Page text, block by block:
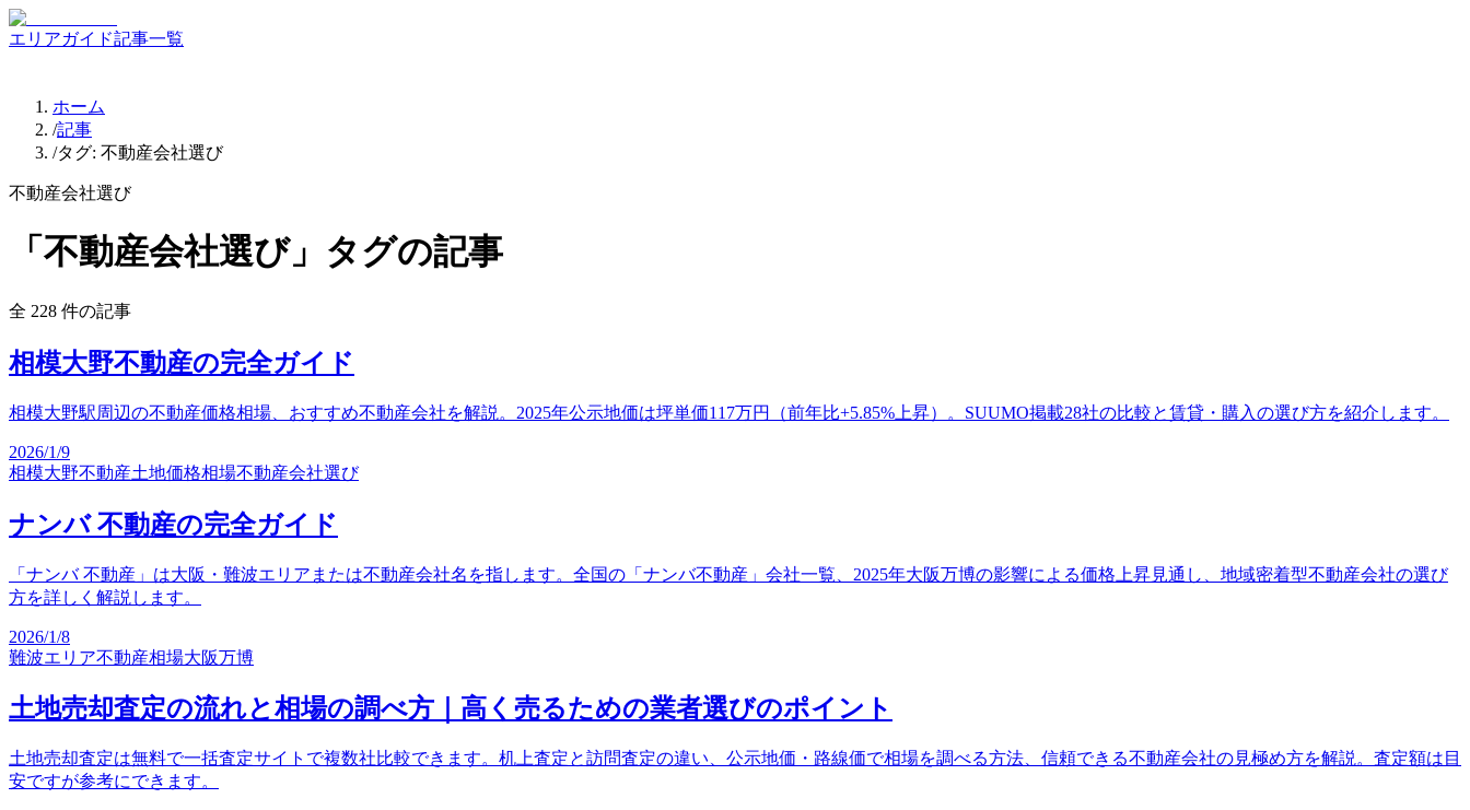
エリアガイド記事一覧
ホーム
/記事
/タグ: 不動産会社選び
不動産会社選び
「 不動産会社選び」タグの記事
全 228 件の記事
相模大野不動産の完全ガイド
相模大野駅周辺の不動産価格相場、おすすめ不動産会社を解説。2025年公示地価は坪単価117万円（前年比+5.85%上昇）。SUUMO掲載28社の比較と賃貸・購入の選び方を紹介します。
2026/1/9
相模大野不動産土地価格相場不動産会社選び
ナンバ 不動産の完全ガイド
「ナンバ 不動産」は大阪・難波エリアまたは不動産会社名を指します。全国の「ナンバ不動産」会社一覧、2025年大阪万博の影響による価格上昇見通し、地域密着型不動産会社の選び
方を詳しく解説します。
2026/1/8
難波エリア不動産相場大阪万博
土地売却査定の流れと相場の調べ方｜高く売るための業者選びのポイント
土地売却査定は無料で一括査定サイトで複数社比較できます。机上査定と訪問査定の違い、公示地価・路線価で相場を調べる方法、信頼できる不動産会社の見極め方を解説。査定額は目
安ですが参考にできます。